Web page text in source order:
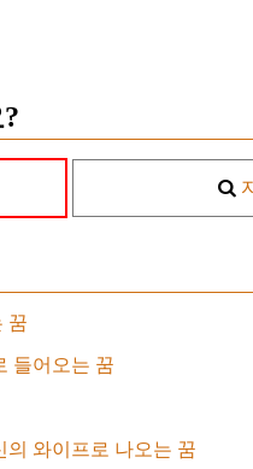
꿈
들어오는 꿈
의 와이프로 나오는 꿈